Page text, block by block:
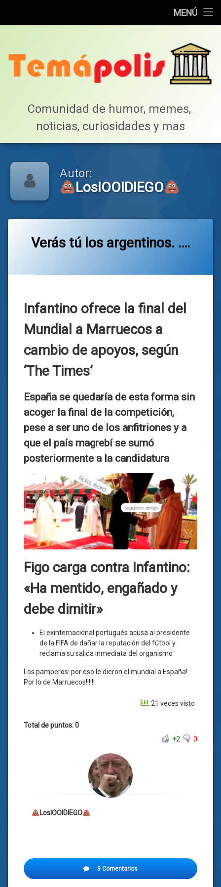
MENÚ
Lista de Megapost
Tabla de puntos
Comunidad de humor, memes,
noticias, curiosidades y mas
Autor:
LosIOOIDIEGO
Verás tú los argentinos. ….
Infantino ofrece la final del
Mundial a Marruecos a
cambio de apoyos, según
‘The Times’
España se quedaría de esta forma sin
acoger la final de la competición,
pese a ser uno de los anfitriones y a
que el país magrebí se sumó
posteriormente a la candidatura
Figo carga contra Infantino:
«Ha mentido, engañado y
debe dimitir»
El exinternacional portugués acusa al presidente
de la FIFA de dañar la reputación del fútbol y
reclama su salida inmediata del organismo
Los pamperos: por eso le dieron el mundial a España!
Por lo de Marruecos!!!!!!
21 veces visto
Total de puntos: 0
+2
0
LosIOOIDIEGO
9 Comentarios